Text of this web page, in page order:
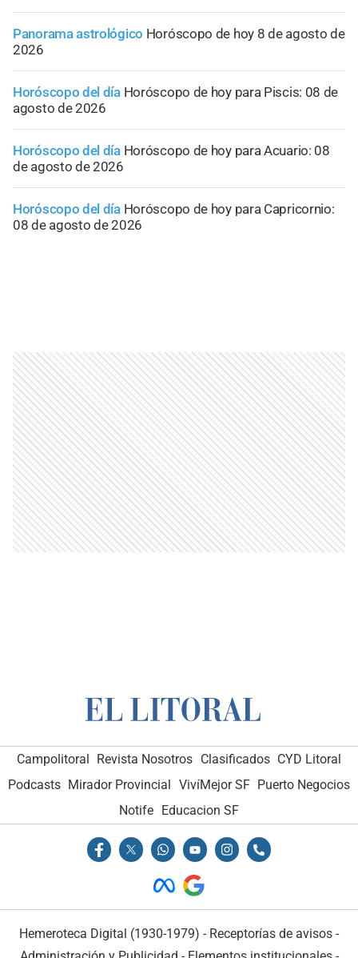
Panorama astrológico Horóscopo de hoy 8 de agosto de
2026
Horóscopo del día Horóscopo de hoy para Piscis: 08 de
agosto de 2026
Horóscopo del día Horóscopo de hoy para Acuario: 08
de agosto de 2026
Horóscopo del día Horóscopo de hoy para Capricornio:
08 de agosto de 2026
Campolitoral Revista Nosotros Clasificados CYD Litoral
Podcasts Mirador Provincial VivíMejor SF Puerto Negocios
Notife
Educacion SF
Hemeroteca Digital (1930-1979) - Receptorías de avisos -